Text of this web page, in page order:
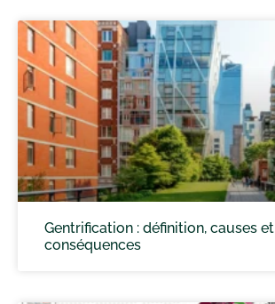
Gentrification : définition, causes et
conséquences